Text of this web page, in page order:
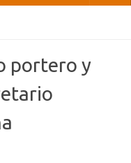
portero y